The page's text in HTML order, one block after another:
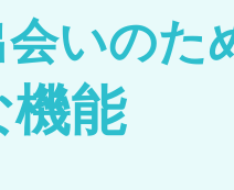
いのた
機能